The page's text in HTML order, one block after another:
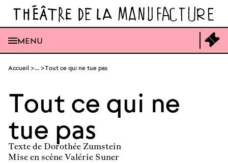
recherche
menu
générale
MENU
Accueil ... Tout ce qui ne tue pas
Tout ce qui ne
tue pas
Texte de Dorothée Zumstein
Mise en scène Valérie Suner